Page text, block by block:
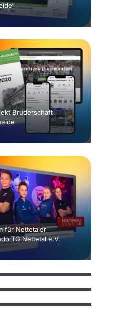
Bruderschaft
für Nettetaler
TG Nettetal e.V.
Eröffnung – Stadt
Reels und
und 3D-Tour für
für Catering